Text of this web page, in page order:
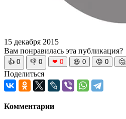
15 декабря 2015
Вам понравилась эта публикация?
👍 0 👎 0 ❤ 0 😆 0 😡 0 🤔
Поделиться
Комментарии